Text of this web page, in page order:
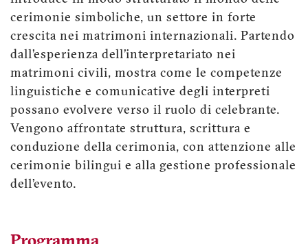
cerimonie simboliche, un settore in forte
crescita nei matrimoni internazionali. Partendo
dall’esperienza dell’interpretariato nei
matrimoni civili, mostra come le competenze
linguistiche e comunicative degli interpreti
possano evolvere verso il ruolo di celebrante.
Vengono affrontate struttura, scrittura e
conduzione della cerimonia, con attenzione alle
cerimonie bilingui e alla gestione professionale
dell’evento.